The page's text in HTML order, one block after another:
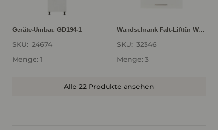
Geräte-Umbau GD194-1
SKU: 24674
Menge: 1
Wandschrank Falt-Lifttür WFL60-1
SKU: 32346
Menge: 3
Alle 22 Produkte ansehen